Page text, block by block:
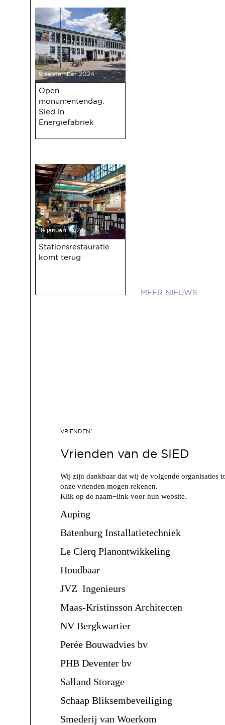
9 september 2024
Open
monumentendag:
Sied in
Energiefabriek
18 januari 2024
Stationsrestauratie
komt terug
NIEUWS
Vrienden van de SIED
Wij zijn dankbaar dat wij de volgende organisaties
onze vrienden mogen rekenen.
Klik op de naam=link voor hun website.
Auping
Batenburg Installatietechniek
Le Clerq Planontwikkeling
Houdbaar
JVZ Ingenieurs
Maas-Kristinsson Architecten
NV Bergkwartier
Perée Bouwadvies bv
PHB Deventer bv
Salland Storage
Schaap Bliksembeveiliging
Smederij van Woerkom